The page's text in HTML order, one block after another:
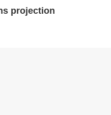
projection